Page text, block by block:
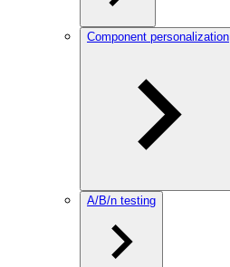
Component personalization
A/B/n testing